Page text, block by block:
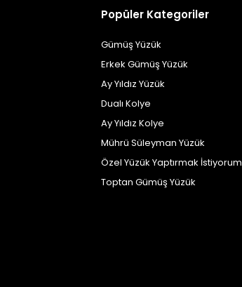
Popüler Kategoriler
Gümüş Yüzük
Erkek Gümüş Yüzük
Ay Yıldız Yüzük
Dualı Kolye
Ay Yıldız Kolye
Mührü Süleyman Yüzük
Özel Yüzük Yaptırmak İstiyorum
Toptan Gümüş Yüzük